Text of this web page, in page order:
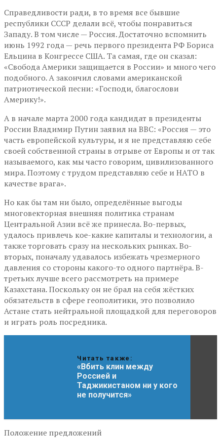
Справедливости ради, в то время все бывшие
республики СССР делали всё, чтобы понравиться
Западу. В том числе — Россия. Достаточно вспомнить
июнь 1992 года — речь первого президента РФ Бориса
Ельцина в Конгрессе США. Та самая, где он сказал:
«Свобода Америки защищается в России» и много чего
подобного. А закончил словами американской
патриотической песни: «Господи, благослови
Америку!».
А в начале марта 2000 года кандидат в президенты
России Владимир Путин заявил на ВВС: «Россия — это
часть европейской культуры, и я не представляю себе
своей собственной страны в отрыве от Европы и от так
называемого, как мы часто говорим, цивилизованного
мира. Поэтому с трудом представляю себе и НАТО в
качестве врага».
Но как бы там ни было, определённые выгоды
многовекторная внешняя политика странам
Центральной Азии всё же принесла. Во-первых,
удалось привлечь кое-какие капиталы и технологии, а
также торговать сразу на нескольких рынках. Во-
вторых, поначалу удавалось избежать чрезмерного
давления со стороны какого-то одного партнёра. В-
третьих лучше всего рассмотреть на примере
Казахстана. Поскольку он не брал на себя жёстких
обязательств в сфере геополитики, это позволило
Астане стать нейтральной площадкой для переговоров
и играть роль посредника.
Читать также:
«Вбить клин между
Россией и
Таджикистаном ни у кого
не получится»
Положение предложений